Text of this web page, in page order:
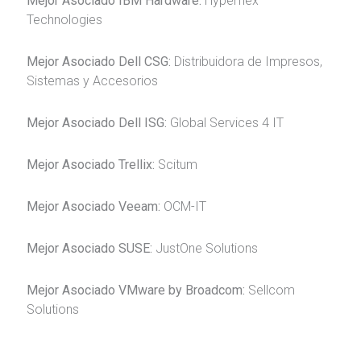
Technologies
Mejor Asociado Dell CSG: Distribuidora de Impresos,
Sistemas y Accesorios
Mejor Asociado Dell ISG: Global Services 4 IT
Mejor Asociado Trellix: Scitum
Mejor Asociado Veeam: OCM-IT
Mejor Asociado SUSE: JustOne Solutions
Mejor Asociado VMware by Broadcom: Sellcom
Solutions